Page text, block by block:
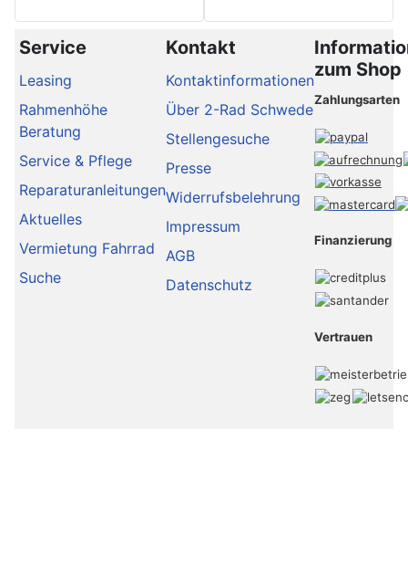
Service
Leasing
Rahmenhöhe
Beratung
Service & Pflege
Reparaturanleitungen
Aktuelles
Vermietung Fahrrad
Suche
Kontakt
Kontaktinformationen
Über 2-Rad Schwede
Stellengesuche
Presse
Widerrufsbelehrung
Impressum
AGB
Datenschutz
zum Shop
Zahlungsarten
Finanzierung
Vertrauen